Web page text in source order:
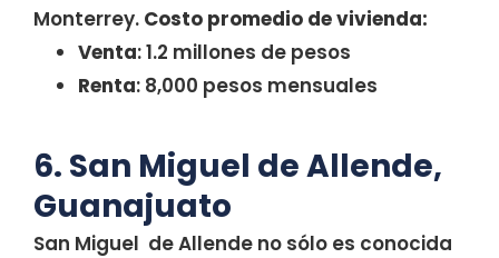
Monterrey. Costo promedio de vivienda:
Venta: 1.2 millones de pesos
Renta: 8,000 pesos mensuales
6. San Miguel de Allende,
Guanajuato
San Miguel de Allende no sólo es conocida